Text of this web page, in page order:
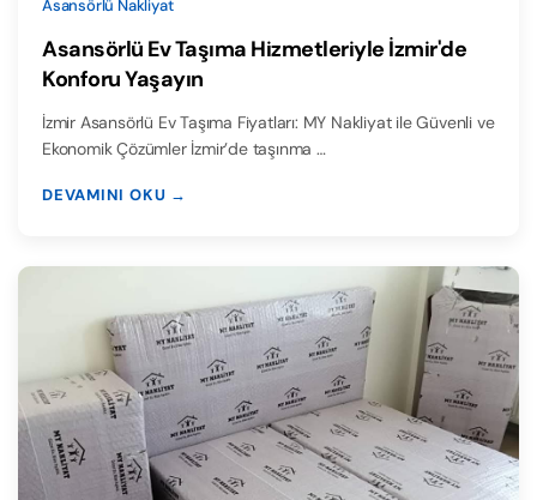
Asansörlü Nakliyat
Asansörlü Ev Taşıma Hizmetleriyle İzmir'de
Konforu Yaşayın
İzmir Asansörlü Ev Taşıma Fiyatları: MY Nakliyat ile Güvenli ve
Ekonomik Çözümler İzmir’de taşınma …
DEVAMINI OKU →